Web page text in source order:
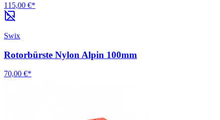
115,00 €*
Swix
Rotorbürste Nylon Alpin 100mm
70,00 €*